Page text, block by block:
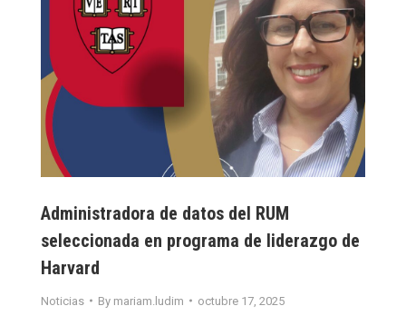
Administradora de datos del RUM
seleccionada en programa de liderazgo de
Harvard
Noticias By mariam.ludim octubre 17, 2025